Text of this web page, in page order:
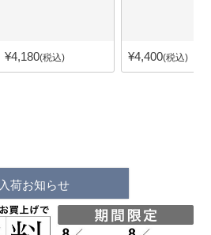
¥4,180 税込 ¥4,400 税込
入荷お知らせ